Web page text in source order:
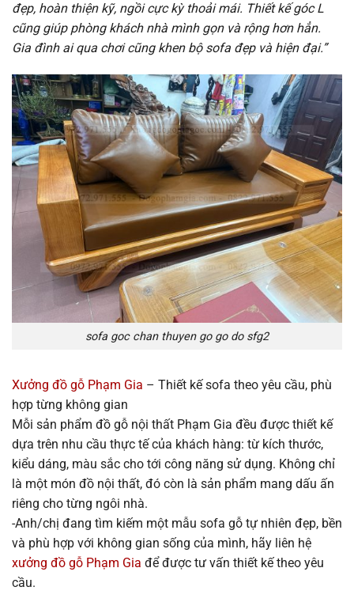
đẹp, hoàn thiện kỹ, ngồi cực kỳ thoải mái. Thiết kế góc L
cũng giúp phòng khách nhà mình gọn và rộng hơn hẳn.
Gia đình ai qua chơi cũng khen bộ sofa đẹp và hiện đại.”
sofa goc chan thuyen go go do sfg2
Xưởng đồ gỗ Phạm Gia – Thiết kế sofa theo yêu cầu, phù
hợp từng không gian
Mỗi sản phẩm đồ gỗ nội thất Phạm Gia đều được thiết kế
dựa trên nhu cầu thực tế của khách hàng: từ kích thước,
kiểu dáng, màu sắc cho tới công năng sử dụng. Không chỉ
là một món đồ nội thất, đó còn là sản phẩm mang dấu ấn
riêng cho từng ngôi nhà.
-Anh/chị đang tìm kiếm một mẫu sofa gỗ tự nhiên đẹp, bền
và phù hợp với không gian sống của mình, hãy liên hệ
xưởng đồ gỗ Phạm Gia để được tư vấn thiết kế theo yêu
cầu.